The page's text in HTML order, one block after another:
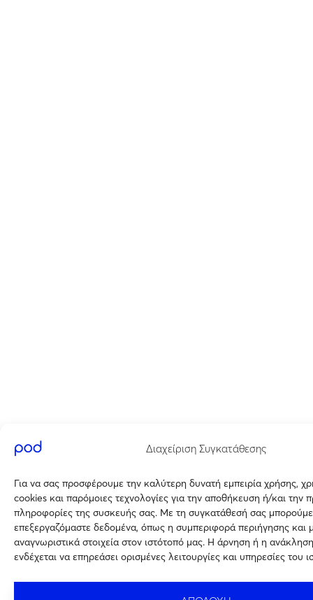
Διαχείριση Συγκατάθεσης
Για να σας προσφέρουμε την καλύτερη δυνατή εμπειρία χρήσης,
cookies και παρόμοιες τεχνολογίες για την αποθήκευση ή/και την
πληροφορίες της συσκευής σας. Με τη συγκατάθεσή σας
επεξεργαζόμαστε δεδομένα, όπως η συμπεριφορά περιήγησης και
αναγνωριστικά στοιχεία στον ιστότοπό μας. Η άρνηση ή η
ενδέχεται να επηρεάσει ορισμένες λειτουργίες και υπηρεσίες του